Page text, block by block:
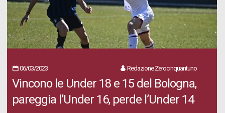
06/03/2023 Redazione Zerocinquantuno
Vincono le Under 18 e 15 del Bologna,
pareggia l’Under 16, perde l’Under 14